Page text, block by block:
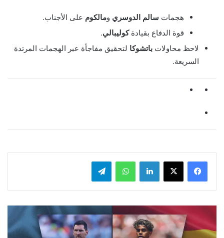
هجمات سالم الدوسري ومالكوم على الأجناب.
قوة الدفاع بقيادةكوليبالي.
لاحظ محاولات باتشوكا لتحقيق مفاجأة عبر الهجمات المرتدة
السريعة.
لينكدإن واتساب